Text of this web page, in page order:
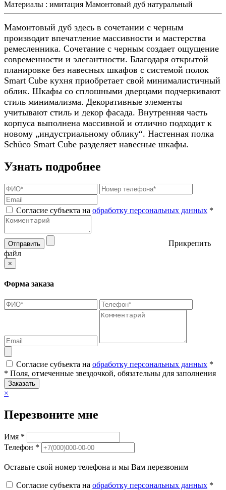
Материалы : имитация Мамонтовый дуб натуральный
Мамонтовый дуб здесь в сочетании с черным
производит впечатление массивности и мастерства
ремесленника. Сочетание с черным создает ощущение
современности и элегантности. Благодаря открытой
планировке без навесных шкафов с системой полок
Smart Cube кухня приобретает свой минималистичный
облик. Шкафы со сплошными дверцами подчеркивают
стиль минимализма. Декоративные элементы
учитывают стиль и декор фасада. Внутренняя часть
корпуса выполнена массивной и отлично подходит к
новому „индустриальному облику“. Настенная полка
Schüco Smart Cube разделяет навесные шкафы.
Узнать подробнее
Согласие субъекта на обработку персональных данных *
Отправить
Прикрепить
файл
×
Форма заказа
Согласие субъекта на обработку персональных данных *
* Поля, отмеченные звездочкой, обязательны для заполнения
Заказать
×
Перезвоните мне
Имя *
Телефон *
Оставьте свой номер телефона и мы Вам перезвоним
Согласие субъекта на обработку персональных данных *